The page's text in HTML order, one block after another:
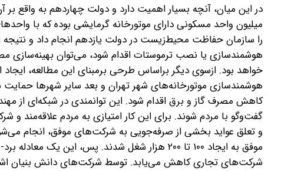
در این میان، آنچه بسیار اهمیت دارد و دولت چهاردهم به
میلیون واحد مسکونی دارای موتورخانه گرمایشی بوده که با
را سازمان حفاظت محیط‌زیست در دولت یازدهم انجام داد و نتیجه
هوشمندسازی یا نصب ترموستات اقدام شود، می‌توان بهینه‌سازی
خواهد بود. ازسوی دیگر براساس طرحی برمبنای این مطالعه،
هوشمندسازی موتورخانه‌های شهر تهران و بعد سایر شهرها
کاهش مصرف گاز و برق اقدام شود. این توانمندی در شبکه‌ای از
گفت‌وگو با مردم شوند. برای این کار امتیازی به مردم
و تعلق عواید بخشی از صرفه‌جویی به شرکت‌های موفق، انجام
موفق به ایجاد ۱۰۰ تا ۲۰۰ هزار شغل شدند. پس،
شرکت‌های تجاری کاهش می‌یابد. توسط شرکت‌های دانش بنیان